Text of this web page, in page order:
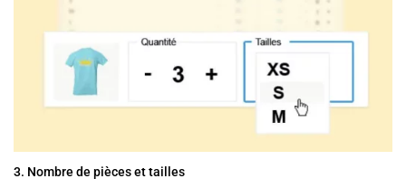
3. Nombre de pièces et tailles